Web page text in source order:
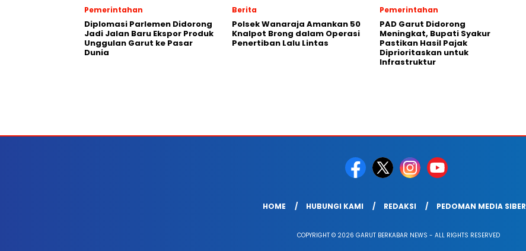
Pemerintahan
Diplomasi Parlemen Didorong
Jadi Jalan Baru Ekspor Produk
Unggulan Garut ke Pasar
Dunia
Berita
Polsek Wanaraja Amankan 50
Knalpot Brong dalam Operasi
Penertiban Lalu Lintas
Pemerintahan
PAD Garut Didorong
Meningkat, Bupati Syakur
Pastikan Hasil Pajak
Diprioritaskan untuk
Infrastruktur
HOME HUBUNGI KAMI REDAKSI PEDOMAN MEDIA SIBER
COPYRIGHT © 2026 GARUT BERKABAR NEWS - ALL RIGHTS RESERVED